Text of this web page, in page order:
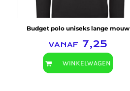
Budget polo uniseks lange mouw
vanaf 7,25
WINKELWAGEN